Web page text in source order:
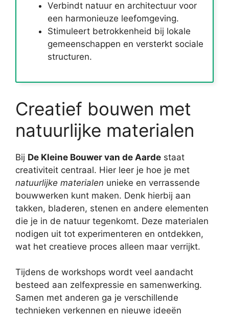
Verbindt natuur en architectuur voor
een harmonieuze leefomgeving.
Stimuleert betrokkenheid bij lokale
gemeenschappen en versterkt sociale
structuren.
Creatief bouwen met
natuurlijke materialen
Bij De Kleine Bouwer van de Aarde staat
creativiteit centraal. Hier leer je hoe je met
natuurlijke materialen unieke en verrassende
bouwwerken kunt maken. Denk hierbij aan
takken, bladeren, stenen en andere elementen
die je in de natuur tegenkomt. Deze materialen
nodigen uit tot experimenteren en ontdekken,
wat het creatieve proces alleen maar verrijkt.
Tijdens de workshops wordt veel aandacht
besteed aan zelfexpressie en samenwerking.
Samen met anderen ga je verschillende
technieken verkennen en nieuwe ideeën